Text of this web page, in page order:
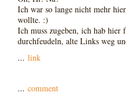
Ich war so lange nicht mehr
wollte. :)
Ich muss zugeben, ich hab
durchfeudeln, alte Links weg
... link
... comment